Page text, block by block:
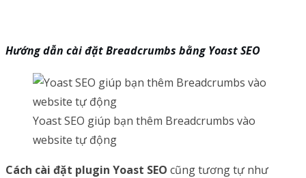
Hướng dẫn cài đặt Breadcrumbs bằng Yoast SEO
Yoast SEO giúp bạn thêm Breadcrumbs vào
website tự động
Cách cài đặt plugin Yoast SEO cũng tương tự như